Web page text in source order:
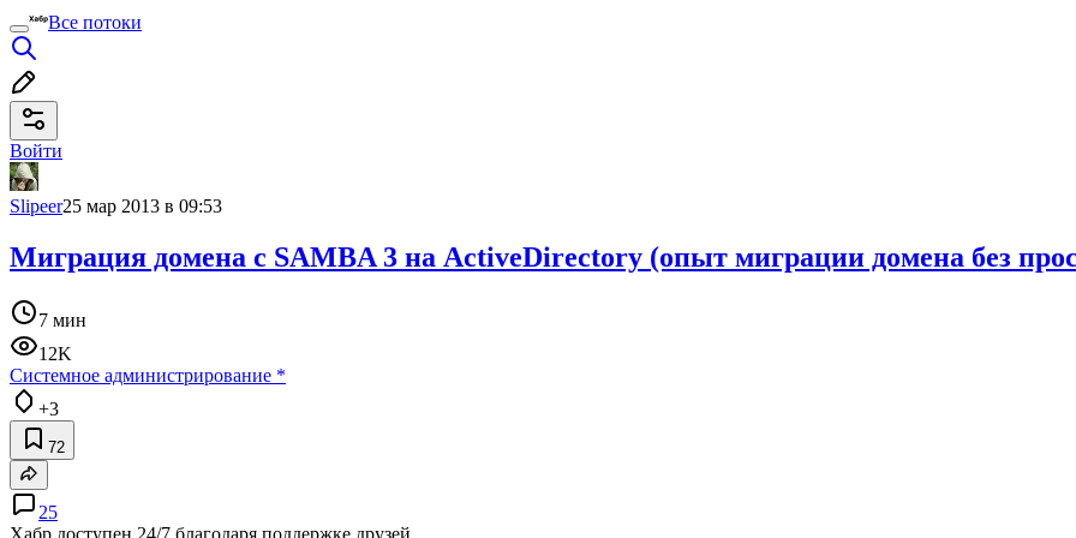
Все потоки
Войти
Slipeer25 мар 2013 в 09:53
Миграция домена с SAMBA 3 на ActiveDirectory (опыт миграции домена без
7 мин
12K
Системное администрирование *
+3
72
25
Хабр доступен 24/7 благодаря поддержке друзей